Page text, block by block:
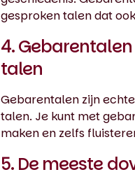
gesproken talen dat
4.
talen
Gebarentalen zijn
talen. Je kunt met
maken en zelfs
5. De meeste